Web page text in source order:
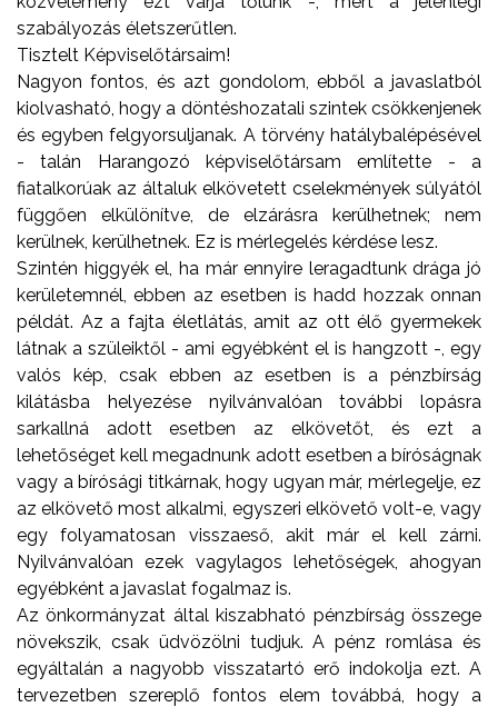
szabályozás életszerűtlen.
Tisztelt Képviselőtársaim!
Nagyon fontos, és azt gondolom, ebből a javaslatból
kiolvasható, hogy a döntéshozatali szintek csökkenjenek
és egyben felgyorsuljanak. A törvény hatálybalépésével
- talán Harangozó képviselőtársam említette - a
fiatalkorúak az általuk elkövetett cselekmények súlyától
függően elkülönítve, de elzárásra kerülhetnek; nem
kerülnek, kerülhetnek. Ez is mérlegelés kérdése lesz.
Szintén higgyék el, ha már ennyire leragadtunk drága jó
kerületemnél, ebben az esetben is hadd hozzak onnan
példát. Az a fajta életlátás, amit az ott élő gyermekek
látnak a szüleiktől - ami egyébként el is hangzott -, egy
valós kép, csak ebben az esetben is a pénzbírság
kilátásba helyezése nyilvánvalóan további lopásra
sarkallná adott esetben az elkövetőt, és ezt a
lehetőséget kell megadnunk adott esetben a bíróságnak
vagy a bírósági titkárnak, hogy ugyan már, mérlegelje, ez
az elkövető most alkalmi, egyszeri elkövető volt-e, vagy
egy folyamatosan visszaeső, akit már el kell zárni.
Nyilvánvalóan ezek vagylagos lehetőségek, ahogyan
egyébként a javaslat fogalmaz is.
Az önkormányzat által kiszabható pénzbírság összege
növekszik, csak üdvözölni tudjuk. A pénz romlása és
egyáltalán a nagyobb visszatartó erő indokolja ezt. A
tervezetben szereplő fontos elem továbbá, hogy a